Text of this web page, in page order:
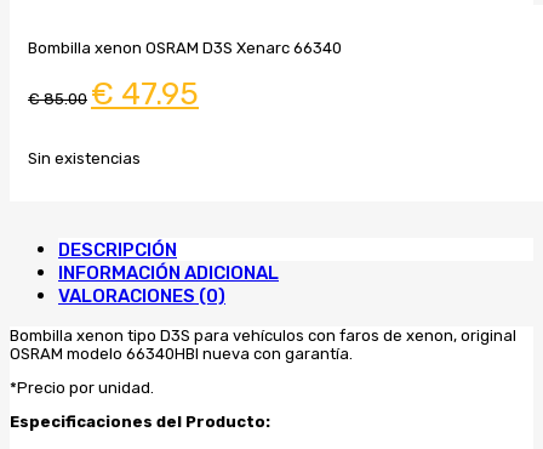
Bombilla xenon OSRAM D3S Xenarc 66340
€85.00
El
precio
€ 85.00.
€ 47.95
Sin existencias
DESCRIPCIÓN
INFORMACIÓN ADICIONAL
VALORACIONES (0)
Bombilla xenon tipo D3S para vehículos con faros de xenon, original
OSRAM modelo 66340HBI nueva con garantía.
*Precio por unidad.
Especificaciones del Producto: